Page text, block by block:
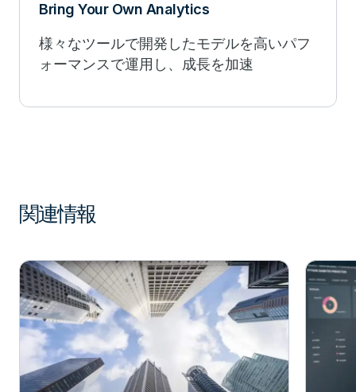
Bring Your Own Analytics
様々なツールで開発したモデルを高いパフ
ォーマンスで運用し、成長を加速
関連情報